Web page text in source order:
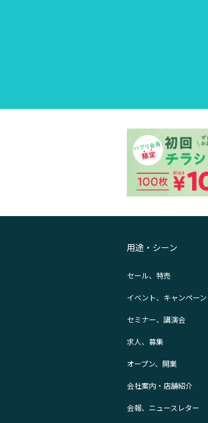
用途・シーン
セール、特売
イベント、キャンペーン
セミナー、講演会
求人、募集
オープン、開業
会社案内・店舗紹介
会報、ニュースレター